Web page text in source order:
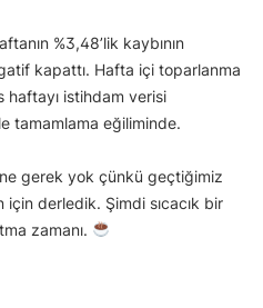
%3,48’lik kaybının
kapattı. Hafta içi toparlanma
haftayı istihdam verisi
tamamlama eğiliminde.
gerek yok çünkü geçtiğimiz
derledik. Şimdi sıcacık bir
zamanı.